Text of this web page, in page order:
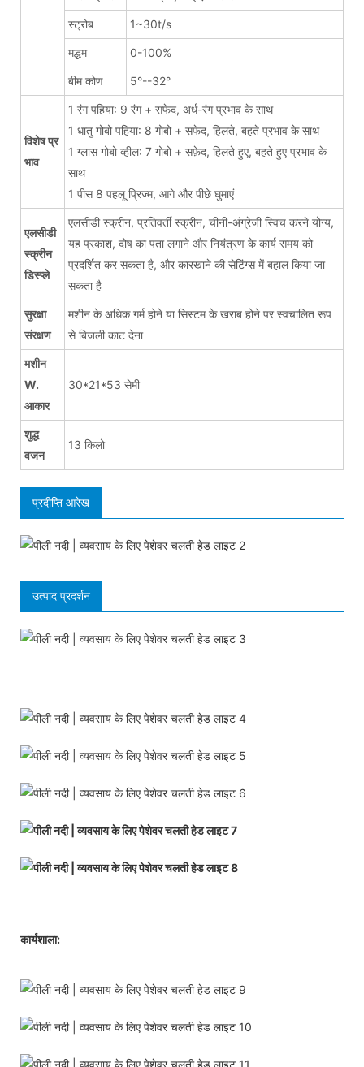
स्ट्रोब 1~30t/s
मद्धम 0-100%
बीम कोण 5°--32°
विशेष प्र
भाव
1 रंग पहिया: 9 रंग + सफेद, अर्ध-रंग प्रभाव के साथ
1 धातु गोबो पहिया: 8 गोबो + सफेद, हिलते, बहते प्रभाव के साथ
1 ग्लास गोबो व्हील: 7 गोबो + सफ़ेद, हिलते हुए, बहते हुए प्रभाव के
साथ
1 पीस 8 पहलू प्रिज्म, आगे और पीछे घुमाएं
एलसीडी
स्क्रीन
डिस्प्ले
एलसीडी स्क्रीन, प्रतिवर्ती स्क्रीन, चीनी-अंग्रेजी स्विच करने योग्य,
यह प्रकाश, दोष का पता लगाने और नियंत्रण के कार्य समय को
प्रदर्शित कर सकता है, और कारखाने की सेटिंग्स में बहाल किया जा
सकता है
सुरक्षा
संरक्षण
मशीन के अधिक गर्म होने या सिस्टम के खराब होने पर स्वचालित रूप
से बिजली काट देना
मशीन
W.
आकार
30*21*53 सेमी
शुद्ध
वजन
13 किलो
प्रदीप्ति आरेख
उत्पाद प्रदर्शन
कार्यशाला: